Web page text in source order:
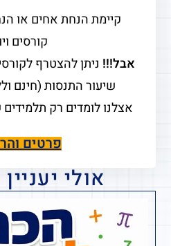
קורסים
אבל!!! ניתן להצטרף
שיעור התנסות (חינם
אצלנו לומדים רק
פרטים
אולי